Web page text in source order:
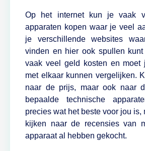
Op het internet kun je vaak
apparaten kopen waar je veel
je verschillende websites
vinden en hier ook spullen
vaak veel geld kosten en moet
met elkaar kunnen vergelijken.
naar de prijs, maar ook naar
bepaalde technische
precies wat het beste voor jou is,
kijken naar de recensies van
apparaat al hebben gekocht.